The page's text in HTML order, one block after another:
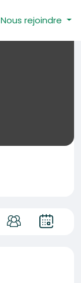
Nous rejoindre